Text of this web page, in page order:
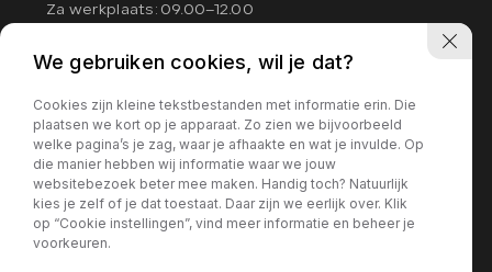
Za werkplaats: 09.00–12.00
Wij helpen u graag goed en nemen
graag op afspraak zodat wij alle tijd
en aandacht voor u kunnen hebben.
Privacy policy
We gebruiken cookies, wil je dat?
Cookies zijn kleine tekstbestanden met informatie erin. Die
plaatsen we kort op je apparaat. Zo zien we bijvoorbeeld
welke pagina’s je zag, waar je afhaakte en wat je invulde. Op
die manier hebben wij informatie waar we jouw
websitebezoek beter mee maken. Handig toch? Natuurlijk
kies je zelf of je dat toestaat. Daar zijn we eerlijk over. Klik
op “Cookie instellingen”, vind meer informatie en beheer je
voorkeuren.